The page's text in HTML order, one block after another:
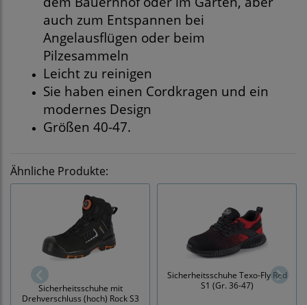
auch zum Entspannen bei
Angelausflügen oder beim
Pilzesammeln
Leicht zu reinigen
Sie haben einen Cordkragen und ein
modernes Design
Größen 40-47.
Ähnliche Produkte:
Sicherheitsschuhe mit
Drehverschluss (hoch) Rock S3
Sicherheitsschuhe Texo-Fly Red
S1 (Gr. 36-47)